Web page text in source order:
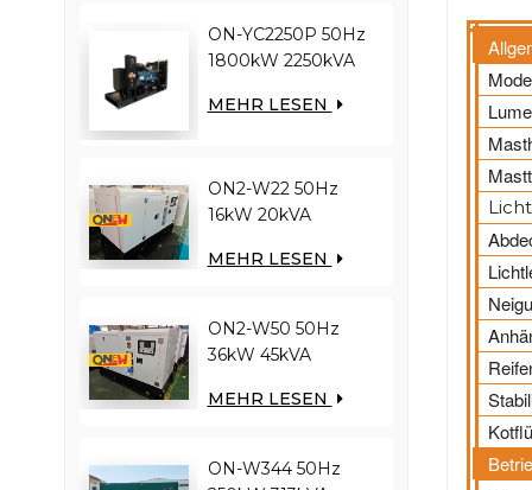
ON-YC2250P 50Hz
1800kW 2250kVA
YC12VC3000-D30
MEHR LESEN
ON2-W22 50Hz
16kW 20kVA
4YT23-20D
MEHR LESEN
ON2-W50 50Hz
36kW 45kVA
N4100ZDS-42
MEHR LESEN
ON-W344 50Hz